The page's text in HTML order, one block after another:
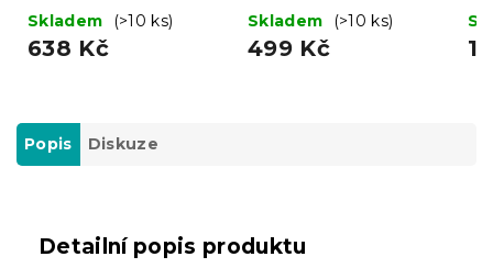
Skladem
(>10 ks)
638 Kč
Skladem
(>10 ks)
499 Kč
Popis Diskuze
Detailní popis produktu